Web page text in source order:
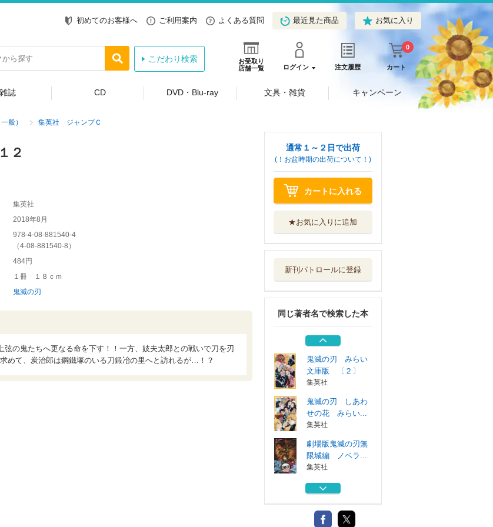
初めてのお客様へ ご利用案内 よくある質問 最近見た商品 お気に入り
お受取り
店舗一覧
ログイン 注文履歴 カート
0
こだわり検索
雑誌 CD DVD・Blu-ray 文具・雑貨 キャンペーン
般） 集英社 ジャンプＣ
２
集英社
2018年8月
978-4-08-881540-4
（4-08-881540-8 ）
484円
１冊 １８ｃｍ
鬼滅の刃
の鬼たちへ更なる命を下す！！一方、妓夫太郎との戦いで刀を刃
めて、炭治郎は鋼鐵塚のいる刀鍛冶の里へと訪れるが…！？
通常１～２日で出荷
(！お盆時期の出荷について！)
カートに入れる
★お気に入りに追加
新刊パトロールに登録
同じ著者名で検索した本
劇場版鬼滅の刃無
限城編 ノベラ...
鬼滅の刃塗絵帳－
集英社
アニメ「鬼滅の刃
」イラスト記録...
集英社
鬼滅の刃 みらい
文庫版 〔２〕
集英社
鬼滅の刃 しあわ
せの花 みらい...
集英社
劇場版鬼滅の刃無
限城編 ノベラ...
集英社
鬼滅の刃塗絵帳－
集英社